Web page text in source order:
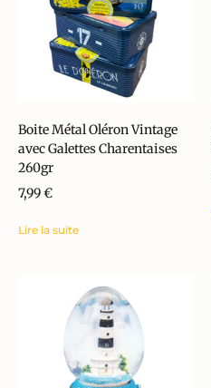
Boite Métal Oléron Vintage
avec Galettes Charentaises
260gr
7,99€
Lire la suite